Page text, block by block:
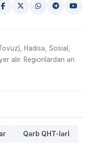
Hadisə, Sosial,
alır. Regionlardan ən
Qərb QHT-lərİ